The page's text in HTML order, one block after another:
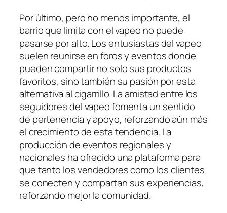
Por último, pero no menos importante, el
barrio que limita con el vapeo no puede
pasarse por alto. Los entusiastas del vapeo
suelen reunirse en foros y eventos donde
pueden compartir no solo sus productos
favoritos, sino también su pasión por esta
alternativa al cigarrillo. La amistad entre los
seguidores del vapeo fomenta un sentido
de pertenencia y apoyo, reforzando aún más
el crecimiento de esta tendencia. La
producción de eventos regionales y
nacionales ha ofrecido una plataforma para
que tanto los vendedores como los clientes
se conecten y compartan sus experiencias,
reforzando mejor la comunidad.